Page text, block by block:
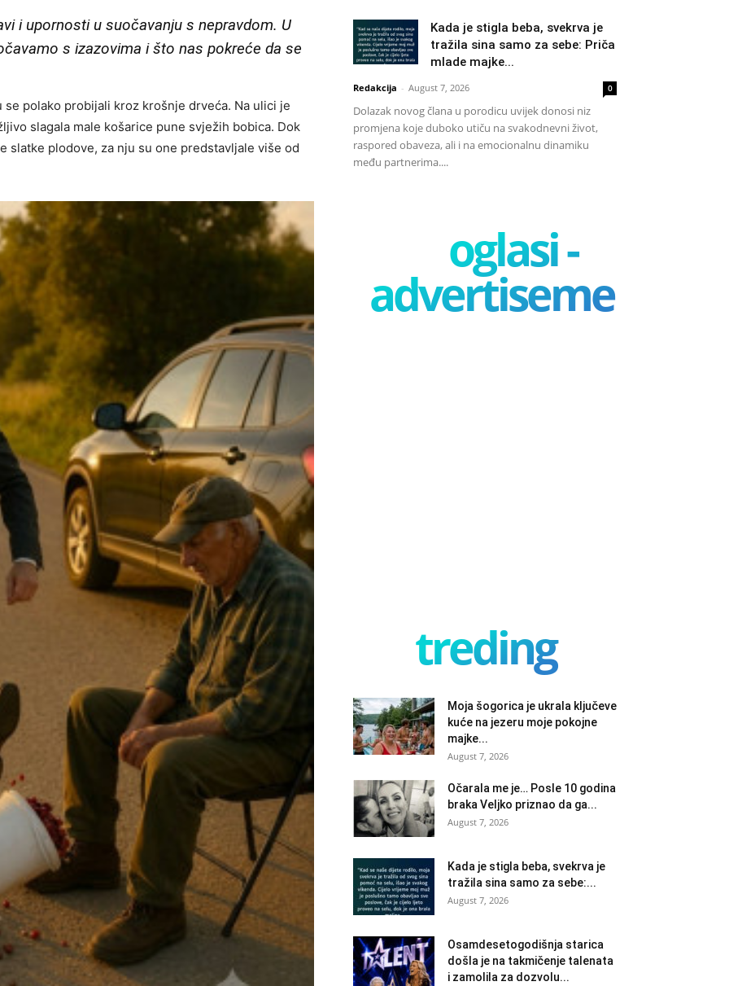
i upornosti u suočavanju s nepravdom. U
s izazovima i što nas pokreće da se
polako probijali kroz krošnje drveća. Na ulici je
slagala male košarice pune svježih bobica. Dok
slatke plodove, za nju su one predstavljale više od
Kada je stigla beba, svekrva je
tražila sina samo za sebe: Priča
mlade majke...
Redakcija - August 7, 2026 0
Dolazak novog člana u porodicu uvijek donosi niz
promjena koje duboko utiču na svakodnevni život,
raspored obaveza, ali i na emocionalnu dinamiku
među partnerima....
oglasi -
advertisement
treding
Moja šogorica je ukrala ključeve
kuće na jezeru moje pokojne
majke...
August 7, 2026
Očarala me je… Posle 10 godina
braka Veljko priznao da ga...
August 7, 2026
Kada je stigla beba, svekrva je
tražila sina samo za sebe:...
August 7, 2026
Osamdesetogodišnja starica
došla je na takmičenje talenata
i zamolila za dozvolu...